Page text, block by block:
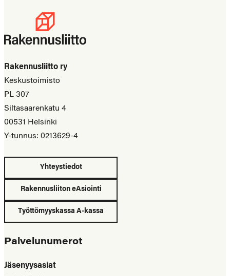
Rakennusliitto ry
Keskustoimisto
PL 307
Siltasaarenkatu 4
00531 Helsinki
Y-tunnus: 0213629-4
Yhteystiedot
Rakennusliiton eAsiointi
Työttömyyskassa A-kassa
Palvelunumerot
Jäsenyysasiat